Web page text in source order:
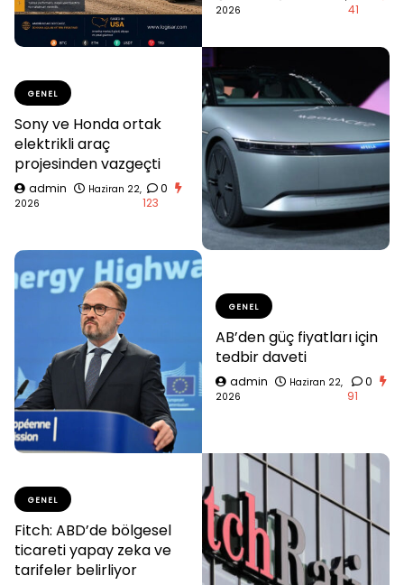
2026
41
GENEL
Sony ve Honda ortak
elektrikli araç
projesinden vazgeçti
admin
Haziran 22,
2026
0
123
GENEL
AB’den güç fiyatları için
tedbir daveti
admin
Haziran 22,
2026
0
91
GENEL
Fitch: ABD’de bölgesel
ticareti yapay zeka ve
tarifeler belirliyor